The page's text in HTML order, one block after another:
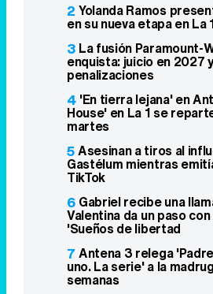
2 Yolanda Ramos
en su nueva etapa en La
3 La fusión Paramount-
enquista: juicio en 2027
penalizaciones
4 'En tierra lejana' en
House' en La 1 se
martes
5Asesinan a tiros al
Gastélum mientras
TikTok
6 Gabriel recibe una
Valentina da un paso
'Sueños de libertad
7 Antena 3 relega
uno. La serie' a la
semanas